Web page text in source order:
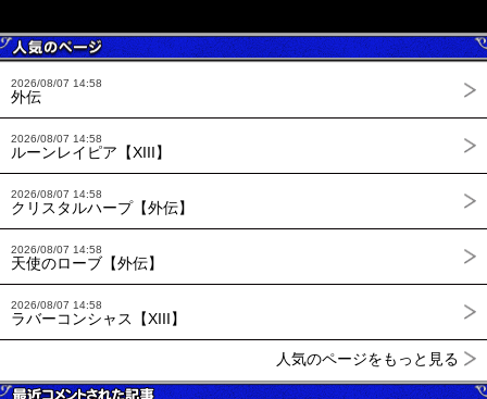
2026/08/07 14:58
外伝
2026/08/07 14:58
ルーンレイピア【XIII】
2026/08/07 14:58
クリスタルハープ【外伝】
2026/08/07 14:58
天使のローブ【外伝】
2026/08/07 14:58
ラバーコンシャス【XIII】
人気のページをもっと見る